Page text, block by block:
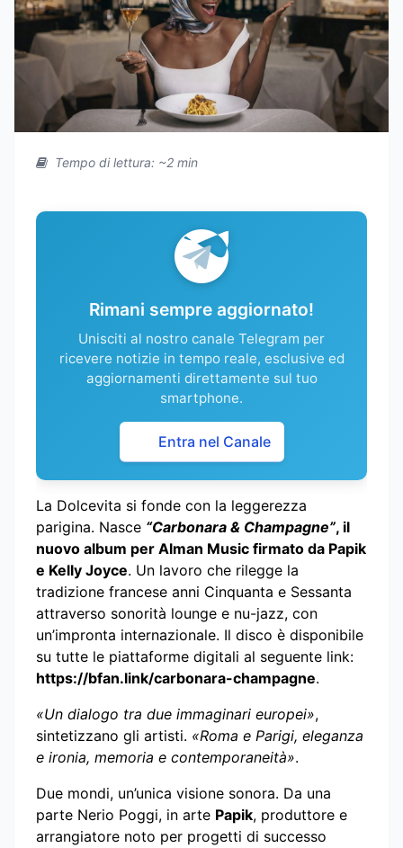
Tempo di lettura: ~2 min
Rimani sempre aggiornato!
Unisciti al nostro canale Telegram per
ricevere notizie in tempo reale, esclusive ed
aggiornamenti direttamente sul tuo
smartphone.
Entra nel Canale
La Dolcevita si fonde con la leggerezza
parigina. Nasce “Carbonara & Champagne”, il
nuovo album per Alman Music firmato da Papik
e Kelly Joyce. Un lavoro che rilegge la
tradizione francese anni Cinquanta e Sessanta
attraverso sonorità lounge e nu-jazz, con
un’impronta internazionale. Il disco è disponibile
su tutte le piattaforme digitali al seguente link:
https://bfan.link/carbonara-champagne.
«Un dialogo tra due immaginari europei»,
sintetizzano gli artisti. «Roma e Parigi, eleganza
e ironia, memoria e contemporaneità».
Due mondi, un’unica visione sonora. Da una
parte Nerio Poggi, in arte Papik, produttore e
arrangiatore noto per progetti di successo